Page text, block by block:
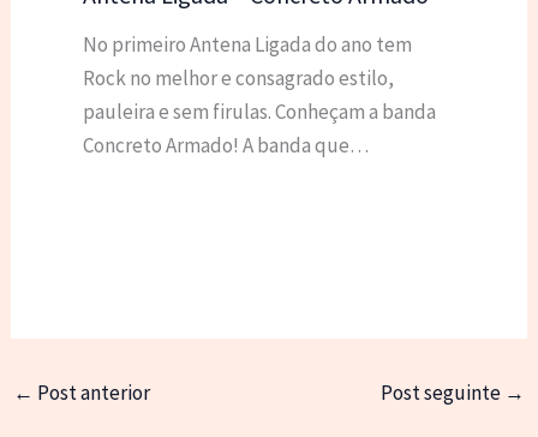
No primeiro Antena Ligada do ano tem
Rock no melhor e consagrado estilo,
pauleira e sem firulas. Conheçam a banda
Concreto Armado! A banda que…
← Post anterior Post seguinte →